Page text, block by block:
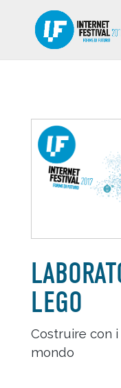
LEGO
Costruire con
mondo